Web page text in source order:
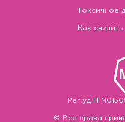
Рег.уд П
© Все права
Токсичное
Как